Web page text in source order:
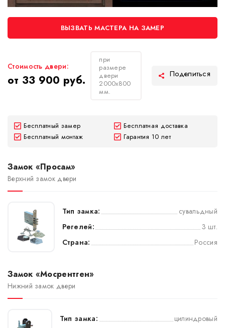
ВЫЗВАТЬ МАСТЕРА НА ЗАМЕР
Стоимость двери:
от 33 900 руб.
при
размере
двери
2000х800
мм.
Бесплатный замер
Бесплатная доставка
Бесплатный монтаж
Гарантия 10 лет
Замок «Просам»
Верхний замок двери
Тип замка:
сувальдный
Регелей:
3 шт.
Страна:
Россия
Замок «Мосрентген»
Нижний замок двери
Тип замка:
цилиндровый